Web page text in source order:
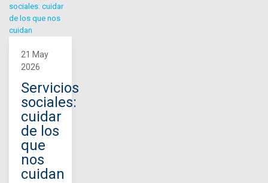
21 May
2026
Servicios
sociales:
cuidar
de los
que
nos
cuidan